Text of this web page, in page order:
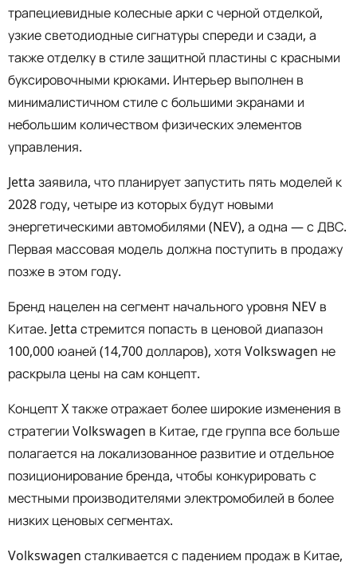
трапециевидные колесные арки с черной отделкой,
узкие светодиодные сигнатуры спереди и сзади, а
также отделку в стиле защитной пластины с красными
буксировочными крюками. Интерьер выполнен в
минималистичном стиле с большими экранами и
небольшим количеством физических элементов
управления.
Jetta заявила, что планирует запустить пять моделей к
2028 году, четыре из которых будут новыми
энергетическими автомобилями (NEV), а одна — с ДВС.
Первая массовая модель должна поступить в продажу
позже в этом году.
Бренд нацелен на сегмент начального уровня NEV в
Китае. Jetta стремится попасть в ценовой диапазон
100,000 юаней (14,700 долларов), хотя Volkswagen не
раскрыла цены на сам концепт.
Концепт X также отражает более широкие изменения в
стратегии Volkswagen в Китае, где группа все больше
полагается на локализованное развитие и отдельное
позиционирование бренда, чтобы конкурировать с
местными производителями электромобилей в более
низких ценовых сегментах.
Volkswagen сталкивается с падением продаж в Китае,